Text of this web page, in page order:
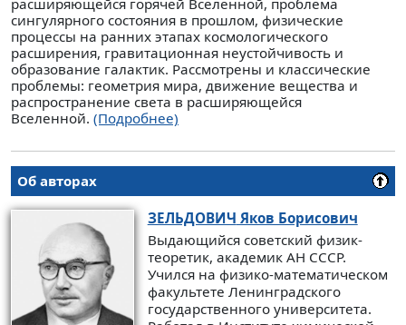
сингулярного состояния в прошлом, физические
процессы на ранних этапах космологического
расширения, гравитационная неустойчивость и
образование галактик. Рассмотрены и классические
проблемы: геометрия мира, движение вещества и
распространение света в расширяющейся
Вселенной. (Подробнее)
Об авторах
ЗЕЛЬДОВИЧ Яков Борисович
Выдающийся советский физик-
теоретик, академик АН СССР.
Учился на физико-математическом
факультете Ленинградского
государственного университета.